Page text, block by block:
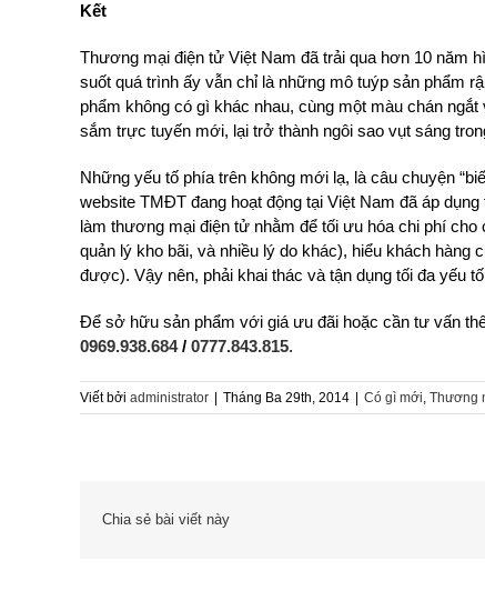
Kết
Thương mại điện tử Việt Nam đã trải qua hơn 10 năm
suốt quá trình ấy vẫn chỉ là những mô tuýp sản phẩm
phẩm không có gì khác nhau, cùng một màu chán
sắm trực tuyến mới, lại trở thành ngôi sao vụt sáng
Những yếu tố phía trên không mới lạ, là câu chuyện
website TMĐT đang hoạt động tại Việt Nam đã áp
làm thương mại điện tử nhằm để tối ưu hóa chi phí
quản lý kho bãi, và nhiều lý do khác), hiểu khách
được). Vậy nên, phải khai thác và tận dụng tối đa yếu
Để sở hữu sản phẩm với giá ưu đãi hoặc cần tư vấn
0969.938.684/ 0777.843.815.
Viết bởi administrator Tháng Ba 29th, 2014 Có gì mới, Thương
Chia sẻ bài viết này